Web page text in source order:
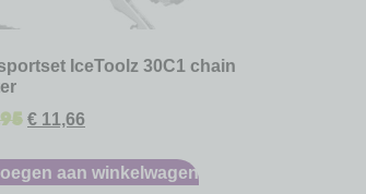
IceToolz 30C1 chain
€ 11,66
aan winkelwagen